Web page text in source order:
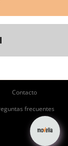
Contacto
frecuentes